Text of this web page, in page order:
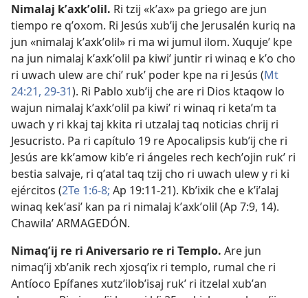
Nimalaj kʼaxkʼolil. Ri tzij «kʼax» pa griego are jun
tiempo re qʼoxom. Ri Jesús xubʼij che Jerusalén kuriq na
jun «nimalaj kʼaxkʼolil» ri ma wi jumul ilom. Xuqujeʼ kpe
na jun nimalaj kʼaxkʼolil pa kiwiʼ juntir ri winaq e kʼo cho
ri uwach ulew are chiʼ rukʼ poder kpe na ri Jesús (Mt
24:21, 29-31). Ri Pablo xubʼij che are ri Dios ktaqow lo
wajun nimalaj kʼaxkʼolil pa kiwiʼ ri winaq ri ketaʼm ta
uwach y ri kkaj taj kkita ri utzalaj taq noticias chrij ri
Jesucristo. Pa ri capítulo 19 re Apocalipsis kubʼij che ri
Jesús are kkʼamow kibʼe ri ángeles rech kechʼojin rukʼ ri
bestia salvaje, ri qʼatal taq tzij cho ri uwach ulew y ri ki
ejércitos (2Te 1:6-8; Ap 19:11-21). Kbʼixik che e kʼiʼalaj
winaq kekʼasiʼ kan pa ri nimalaj kʼaxkʼolil (Ap 7:9, 14).
Chawilaʼ ARMAGEDÓN.
Nimaqʼij re ri Aniversario re ri Templo. Are jun
nimaqʼij xbʼanik rech xjosqʼix ri templo, rumal che ri
Antíoco Epífanes xutzʼilobʼisaj rukʼ ri itzelal xubʼan